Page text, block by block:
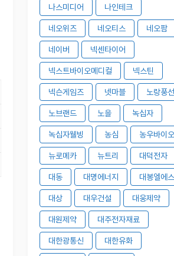
나스미디어 나인테크
네오위즈 네오티스 네오팜
네이버 넥센타이어
넥스트바이오메디컬 넥스틴
넥슨게임즈 넷마블 노랑풍선
노브랜드 노을 녹십자
녹십자웰빙 농심 농우바이오
뉴로메카 뉴트리 대덕전자
대동 대명에너지 대봉엘에스
대상 대우건설 대웅제약
대원제약 대주전자재료
대한광통신 대한유화